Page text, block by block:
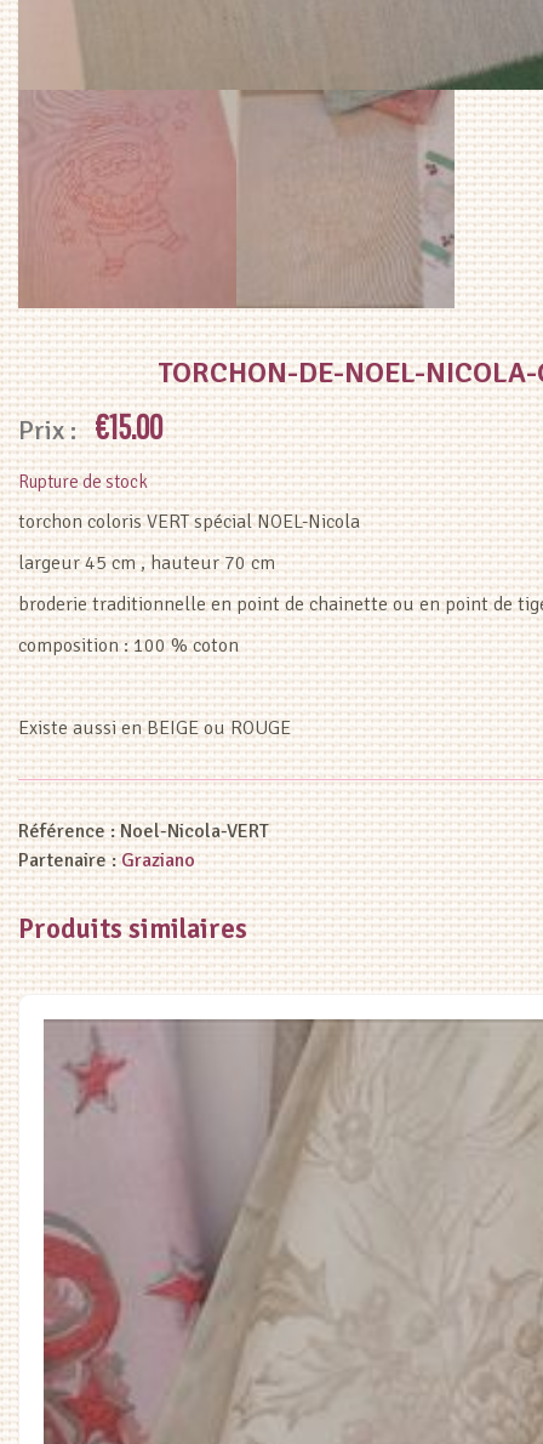
TORCHON-DE-NOEL-
€15.00
Rupture de stock
torchon coloris VERT spécial NOEL-Nicola
largeur 45 cm , hauteur 70 cm
broderie traditionnelle en point de chainette ou en point de
composition : 100 % coton
Existe aussi en BEIGE ou ROUGE
Référence :Noel-Nicola-VERT
Partenaire :Graziano
Produits similaires